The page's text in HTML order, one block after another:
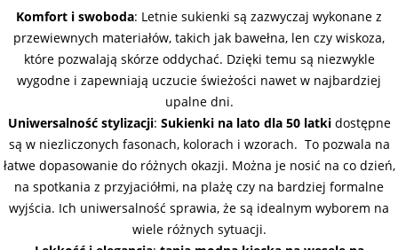
Komfort i swoboda: Letnie sukienki są zazwyczaj wykonane z
przewiewnych materiałów, takich jak bawełna, len czy wiskoza,
które pozwalają skórze oddychać. Dzięki temu są niezwykle
wygodne i zapewniają uczucie świeżości nawet w najbardziej
upalne dni.
Uniwersalność stylizacji: Sukienki na lato dla 50 latkidostępne
są w niezliczonych fasonach, kolorach i wzorach. To pozwala na
łatwe dopasowanie do różnych okazji. Można je nosić na co dzień,
na spotkania z przyjaciółmi, na plażę czy na bardziej formalne
wyjścia. Ich uniwersalność sprawia, że są idealnym wyborem na
wiele różnych sytuacji.